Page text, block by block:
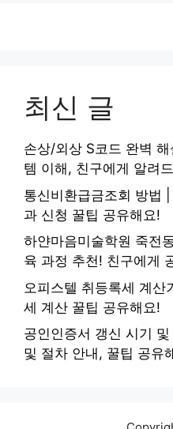
최신 글
손상/외상 S코드 완벽
템 이해, 친구에게 알려
통신비환급금조회 방법
과 신청 꿀팁 공유해요!
하얀마음미술학원 죽전
육 과정 추천! 친구에게
오피스텔 취등록세 계
세 계산 꿀팁 공유해요!
공인인증서 갱신 시기
및 절차 안내, 꿀팁 공유